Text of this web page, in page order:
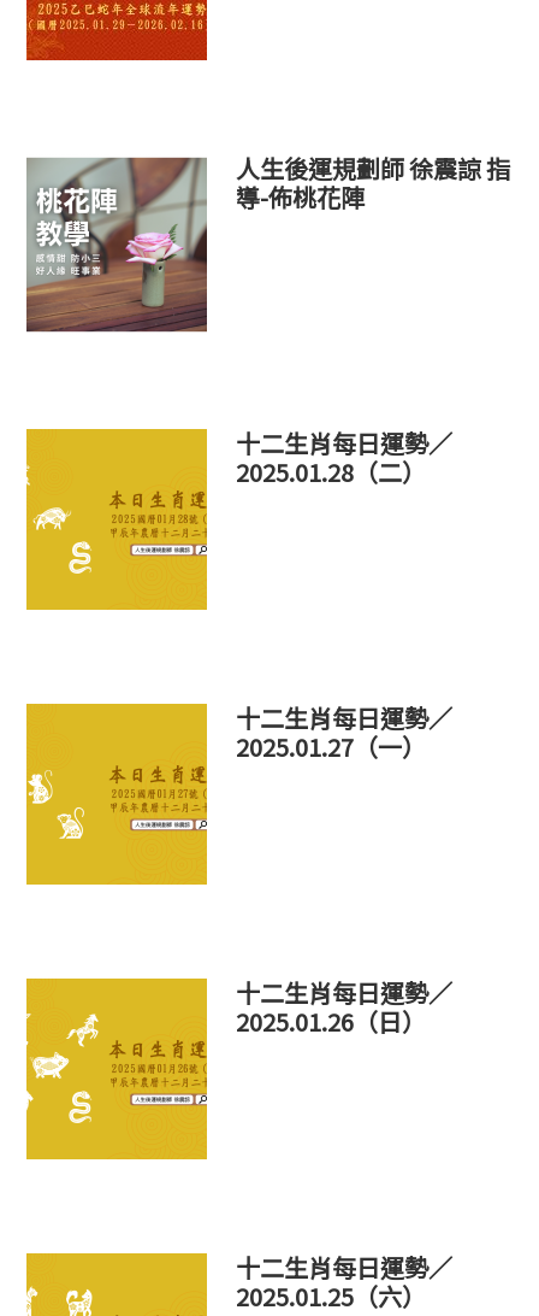
人生後運規劃師 徐震諒 指
導-佈桃花陣
十二生肖每日運勢／
2025.01.28（二）
十二生肖每日運勢／
2025.01.27（一）
十二生肖每日運勢／
2025.01.26（日）
十二生肖每日運勢／
2025.01.25（六）